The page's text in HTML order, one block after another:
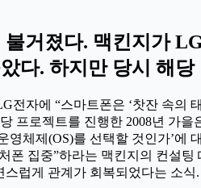
거졌다. 맥킨지가
다. 하지만 당시 해당
전자에 “스마트폰은 ‘찻잔 속
프로젝트를 진행한 2008년 가
체제(OS)를 선택할 것인가’
폰 집중”하라는 맥킨지의 컨설
럽게 관계가 회복되었다는 소식.